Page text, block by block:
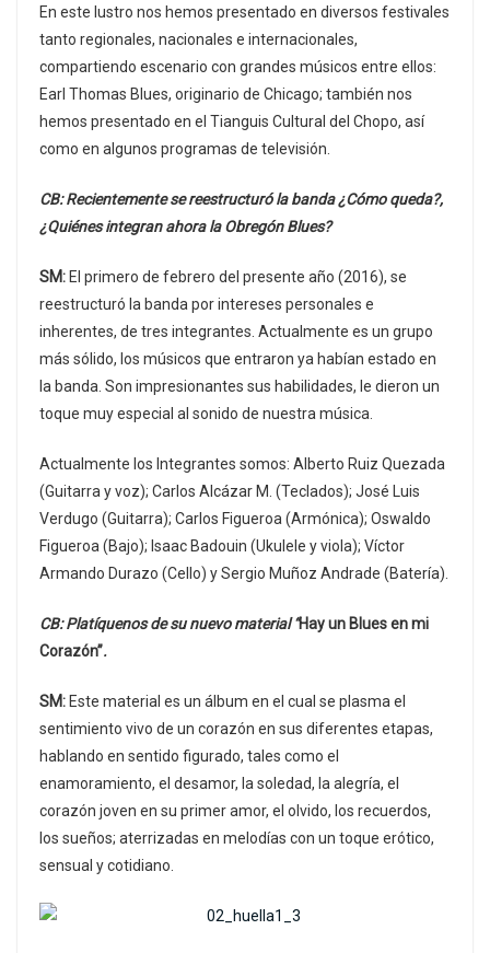
En este lustro nos hemos presentado en diversos festivales
tanto regionales, nacionales e internacionales,
compartiendo escenario con grandes músicos entre ellos:
Earl Thomas Blues, originario de Chicago; también nos
hemos presentado en el Tianguis Cultural del Chopo, así
como en algunos programas de televisión.
CB: Recientemente se reestructuró la banda ¿Cómo queda?,
¿Quiénes integran ahora la Obregón Blues?
SM: El primero de febrero del presente año (2016), se
reestructuró la banda por intereses personales e
inherentes, de tres integrantes. Actualmente es un grupo
más sólido, los músicos que entraron ya habían estado en
la banda. Son impresionantes sus habilidades, le dieron un
toque muy especial al sonido de nuestra música.
Actualmente los Integrantes somos: Alberto Ruiz Quezada
(Guitarra y voz); Carlos Alcázar M. (Teclados); José Luis
Verdugo (Guitarra); Carlos Figueroa (Armónica); Oswaldo
Figueroa (Bajo); Isaac Badouin (Ukulele y viola); Víctor
Armando Durazo (Cello) y Sergio Muñoz Andrade (Batería).
CB: Platíquenos de su nuevo material “Hay un Blues en mi
Corazón”.
SM: Este material es un álbum en el cual se plasma el
sentimiento vivo de un corazón en sus diferentes etapas,
hablando en sentido figurado, tales como el
enamoramiento, el desamor, la soledad, la alegría, el
corazón joven en su primer amor, el olvido, los recuerdos,
los sueños; aterrizadas en melodías con un toque erótico,
sensual y cotidiano.